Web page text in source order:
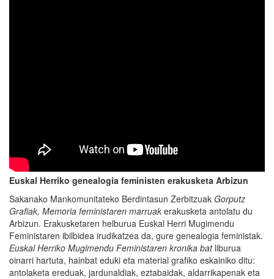
Euskal Herriko genealogia feministen erakusketa Arbizun
Sakanako Mankomunitateko Berdintasun Zerbitzuak Gorputz
Grafiak, Memoria feministaren marruak erakusketa antolatu du
Arbizun. Erakusketaren helburua Euskal Herri Mugimendu
Feministaren ibilbidea irudikatzea da, gure genealogia feministak.
Euskal Herriko Mugimendu Feministaren kronika bat liburua
oinarri hartuta, hainbat eduki eta material grafiko eskainiko ditu:
antolaketa ereduak, jardunaldiak, eztabaidak, aldarrikapenak eta